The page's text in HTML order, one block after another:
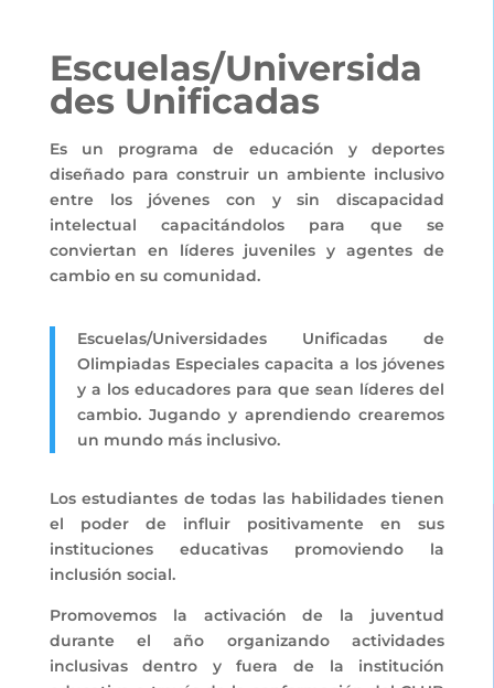
Escuelas/Universida
des Unificadas
Es un programa de educación y deportes
diseñado para construir un ambiente inclusivo
entre los jóvenes con y sin discapacidad
intelectual capacitándolos para que se
conviertan en líderes juveniles y agentes de
cambio en su comunidad.
Escuelas/Universidades Unificadas de
Olimpiadas Especiales capacita a los jóvenes
y a los educadores para que sean líderes del
cambio. Jugando y aprendiendo crearemos
un mundo más inclusivo.
Los estudiantes de todas las habilidades tienen
el poder de influir positivamente en sus
instituciones educativas promoviendo la
inclusión social.
Promovemos la activación de la juventud
durante el año organizando actividades
inclusivas dentro y fuera de la institución